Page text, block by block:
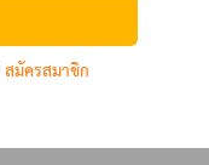
สมัครสมาชิก